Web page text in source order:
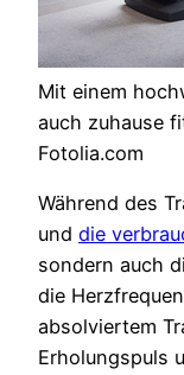
Mit einem
auch zuhause
Fotolia.com
Während des
und die
sondern auch
die
absolviertem
Erholungspuls